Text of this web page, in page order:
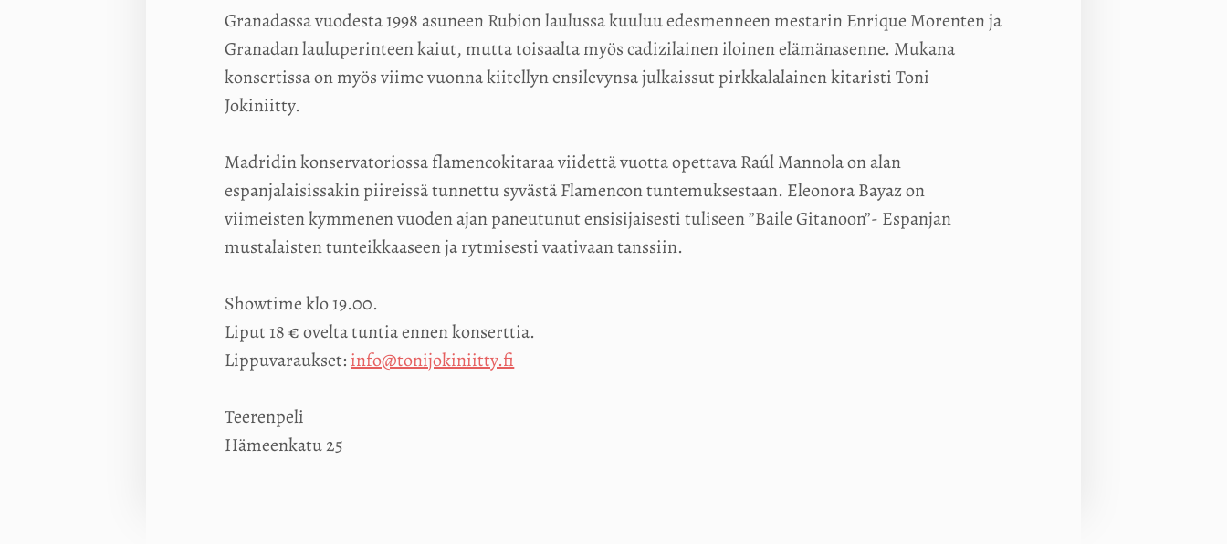
Granadassa vuodesta 1998 asuneen Rubion laulussa kuuluu edesmenneen mestarin Enrique Morenten ja
Granadan lauluperinteen kaiut, mutta toisaalta myös cadizilainen iloinen elämänasenne. Mukana
konsertissa on myös viime vuonna kiitellyn ensilevynsa julkaissut pirkkalalainen kitaristi Toni
Jokiniitty.
Madridin konservatoriossa flamencokitaraa viidettä vuotta opettava Raúl Mannola on alan
espanjalaisissakin piireissä tunnettu syvästä Flamencon tuntemuksestaan. Eleonora Bayaz on
viimeisten kymmenen vuoden ajan paneutunut ensisijaisesti tuliseen ”Baile Gitanoon”- Espanjan
mustalaisten tunteikkaaseen ja rytmisesti vaativaan tanssiin.
Showtime klo 19.00.
Liput 18 € ovelta tuntia ennen konserttia.
Lippuvaraukset: info@tonijokiniitty.fi
Teerenpeli
Hämeenkatu 25